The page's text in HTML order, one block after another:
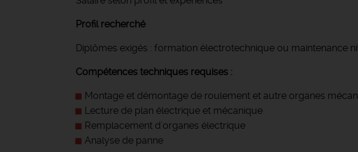
Profil recherché
Diplômes exigés : formation électrotechnique ou maintenance
Compétences techniques requises :
Montage et démontage de roulement et autre organes
Lecture de plan électrique et mécanique
Remplacement d'organes électrique
Analyse de panne